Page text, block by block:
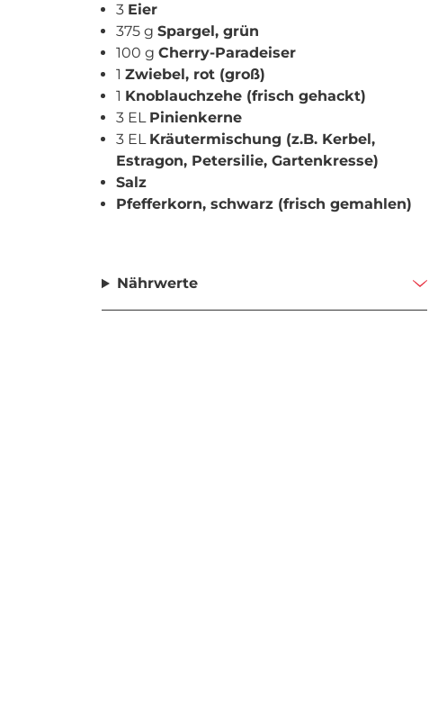
3 Eier
375 g Spargel, grün
100 g Cherry-Paradeiser
1 Zwiebel, rot (groß)
1 Knoblauchzehe (frisch gehackt)
3 EL Pinienkerne
3 EL Kräutermischung (z.B. Kerbel,
Estragon, Petersilie, Gartenkresse)
Salz
Pfefferkorn, schwarz (frisch gemahlen)
Nährwerte